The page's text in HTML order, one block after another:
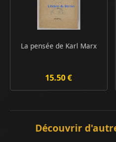
La pensée de Karl Marx
15.50 €
Découvrir